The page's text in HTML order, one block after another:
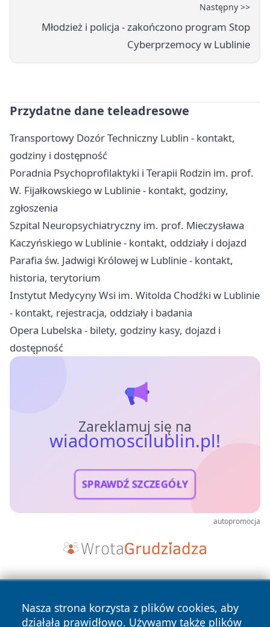
Następny >>
Młodzież i policja - zakończono program Stop
Cyberprzemocy w Lublinie
Przydatne dane teleadresowe
Transportowy Dozór Techniczny Lublin - kontakt,
godziny i dostępność
Poradnia Psychoprofilaktyki i Terapii Rodzin im. prof.
W. Fijałkowskiego w Lublinie - kontakt, godziny,
zgłoszenia
Szpital Neuropsychiatryczny im. prof. Mieczysława
Kaczyńskiego w Lublinie - kontakt, oddziały i dojazd
Parafia św. Jadwigi Królowej w Lublinie - kontakt,
historia, terytorium
Instytut Medycyny Wsi im. Witolda Chodźki w Lublinie
- kontakt, rejestracja, oddziały i badania
Opera Lubelska - bilety, godziny kasy, dojazd i
dostępność
Zareklamuj się na
wiadomoscilublin.pl!
SPRAWDŹ SZCZEGÓŁY
autopromocja
Nasza strona korzysta z plików cookies, aby
działała prawidłowo. Używamy także plików